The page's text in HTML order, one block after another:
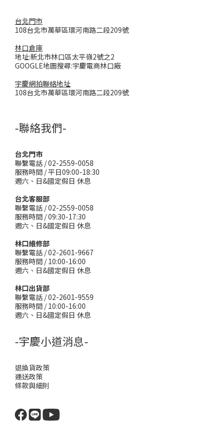
台北門市
108台北市萬華區環河南路二段209號
林口倉庫
地址:新北市林口區太平嶺2號之2
GOOGLE地圖搜尋:宇慶電商林口廠
宇慶網拍聯絡地址
108台北市萬華區環河南路二段209號
-聯絡我們-
台北門市
聯繫電話 / 02-2559-0058
服務時間 / 平日09:00-18:30
週六、日&國定假日 休息
台北客服部
聯繫電話 / 02-2559-0058
服務時間 / 09:30-17:30
週六、日&國定假日 休息
林口維修部
聯繫電話 / 02-2601-9667
服務時間 / 10:00-16:00
週六、日&國定假日 休息
林口出貨部
聯繫電話 / 02-2601-9559
服務時間 / 10:00-16:00
週六、日&國定假日 休息
-宇慶小道消息-
退換貨政策
運送政策
條款與細則